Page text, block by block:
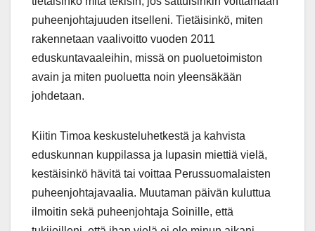
puheenjohtajuuden itselleni. Tietäisinkö, miten
rakennetaan vaalivoitto vuoden 2011
eduskuntavaaleihin, missä on puoluetoimiston
avain ja miten puoluetta noin yleensäkään
johdetaan.
Kiitin Timoa keskusteluhetkestä ja kahvista
eduskunnan kuppilassa ja lupasin miettiä vielä,
kestäisinkö hävitä tai voittaa Perussuomalaisten
puheenjohtajavaalia. Muutaman päivän kuluttua
ilmoitin sekä puheenjohtaja Soinille, että